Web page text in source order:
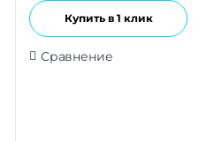
Купить в 1 клик
Сравнение